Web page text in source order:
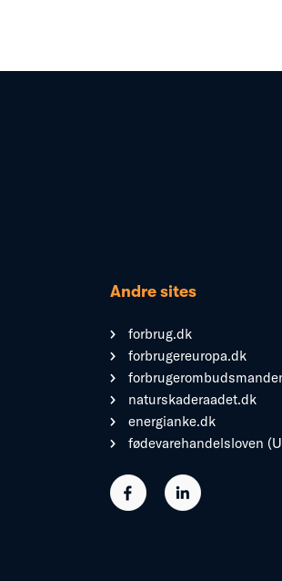
Andre sites
forbrug.dk
forbrugereuropa.dk
naturskaderaadet.dk
energianke.dk
fødevarehandelsloven